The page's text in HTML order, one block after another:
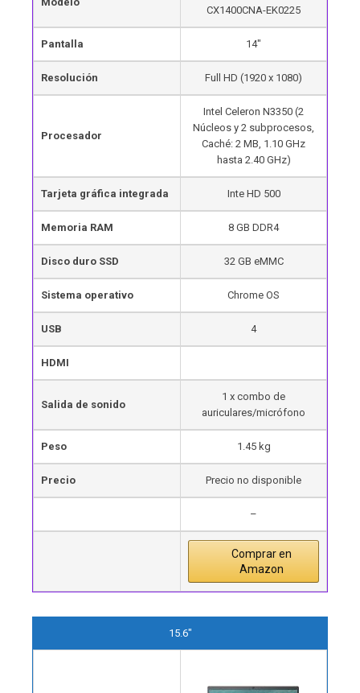
CX1400CNA-EK0225
Pantalla 14″
Resolución Full HD (1920 x 1080)
Procesador
Intel Celeron N3350 (2
Núcleos y 2 subprocesos,
Caché: 2 MB, 1.10 GHz
hasta 2.40 GHz)
Tarjeta gráfica integrada Inte HD 500
Memoria RAM 8 GB DDR4
Disco duro SSD 32 GB eMMC
Sistema operativo Chrome OS
USB 4
HDMI
Salida de sonido
1 x combo de
auriculares/micrófono
Peso 1.45 kg
Precio Precio no disponible
–
Comprar en
Amazon
15.6"